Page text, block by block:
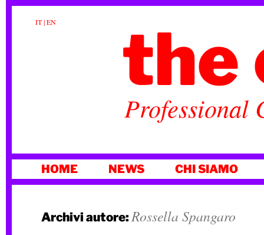
IT|EN the
Professional
AL
HOME NEWS CHI SIAMO
Archivi autore: Rossella Spangaro